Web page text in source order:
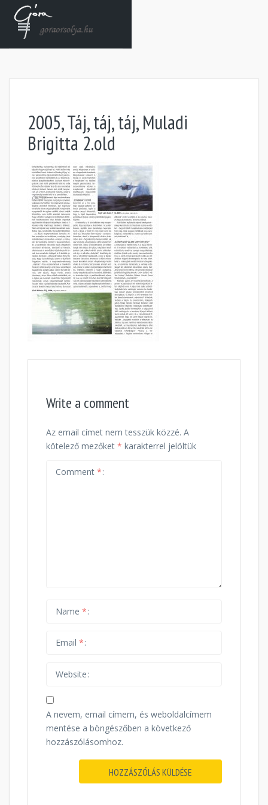
2005, Táj, táj, táj, Muladi
Brigitta 2.old
Write a comment
Az email címet nem tesszük közzé. A
kötelező mezőket * karakterrel jelöltük
Comment *
Name *
Email *
Website
A nevem, email címem, és weboldalcímem
mentése a böngészőben a következő
hozzászólásomhoz.